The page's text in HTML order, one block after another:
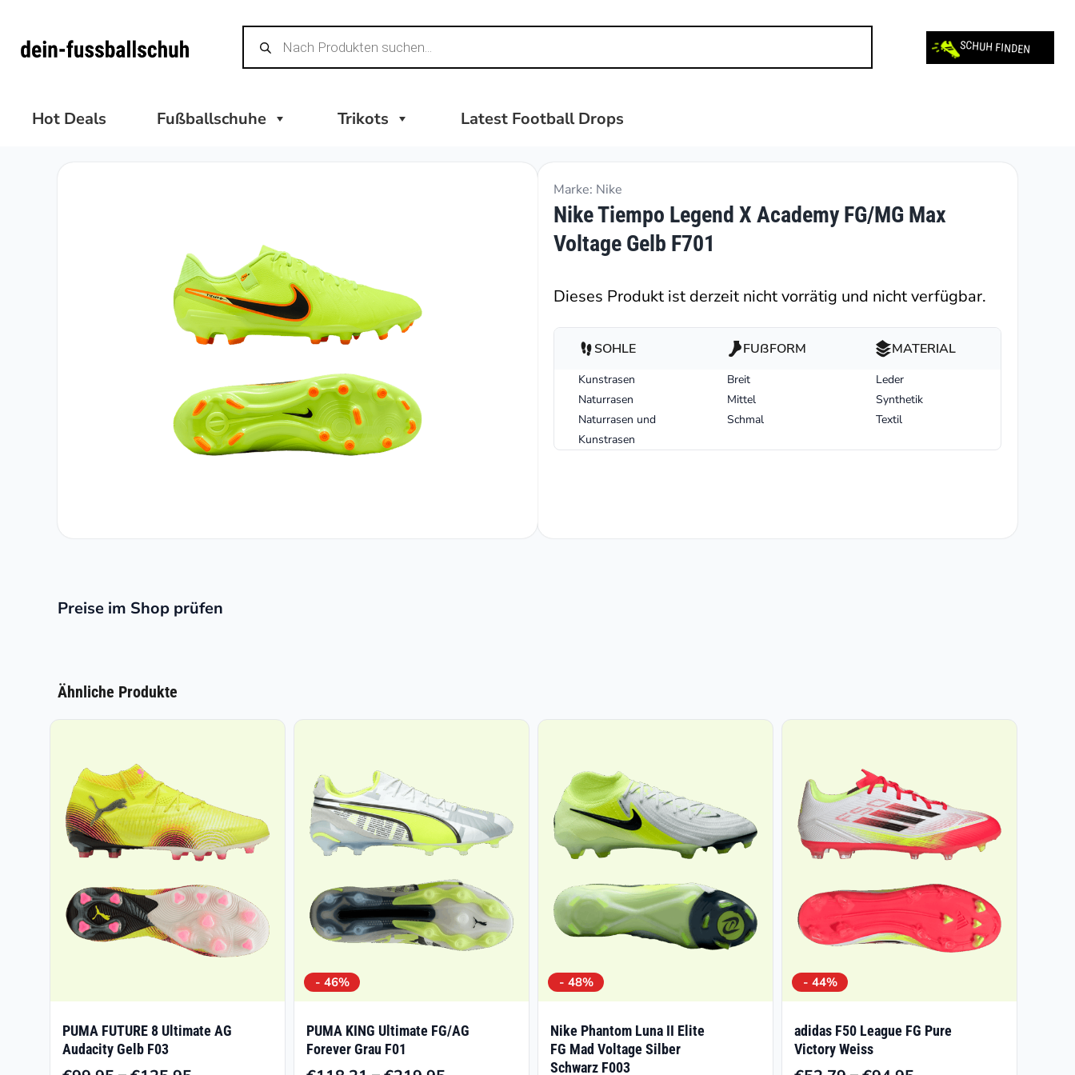
Inhalt
Products
search SCHUH FINDEN
Hot Deals Fußballschuhe Trikots Latest Football Drops
Marke: Nike
Nike Tiempo Legend X Academy FG/MG Max
Voltage Gelb F701
Dieses Produkt ist derzeit nicht vorrätig und nicht verfügbar.
SOHLE
Kunstrasen
Naturrasen
Naturrasen und
Kunstrasen
FUßFORM
Breit
Mittel
Schmal
MATERIAL
Leder
Synthetik
Textil
Preise im Shop prüfen
Ähnliche Produkte
PUMA FUTURE 8 Ultimate AG
Audacity Gelb F03
- 46%
PUMA KING Ultimate FG/AG
Forever Grau F01
- 48%
Nike Phantom Luna II Elite
FG Mad Voltage Silber
Schwarz F003
- 44%
adidas F50 League FG Pure
Victory Weiss